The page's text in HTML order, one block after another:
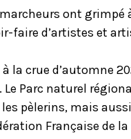
ont grimpé
faire d’artistes et
la crue d’automne
Parc naturel
pèlerins, mais
Française de